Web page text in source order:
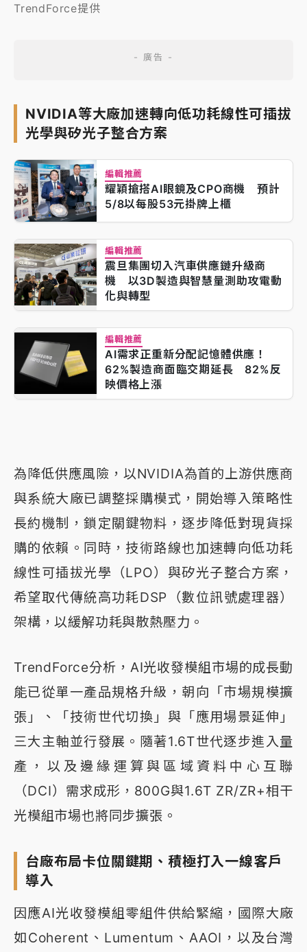
TrendForce提供
NVIDIA等大廠加速轉向低功耗線性可插拔
光學與矽光子整合方案
編輯推薦
耀穎搶搭AI眼鏡及CPO商機 預計
5/8以每股53元掛牌上櫃
編輯推薦
震旦集團切入汽車供應鏈升級商
機 以3D製造與智慧量測助攻電動
化與轉型
編輯推薦
AI需求正重新分配記憶體供應！
62%製造商面臨交期延長 82%反
映價格上漲
為降低供應風險，以NVIDIA為首的上游供應商
與系統大廠已調整採購模式，開始導入策略性
長約機制，鎖定關鍵物料，逐步降低對現貨採
購的依賴。同時，技術路線也加速轉向低功耗
線性可插拔光學（LPO）與矽光子整合方案，
希望取代傳統高功耗DSP（數位訊號處理器）
架構，以緩解功耗與散熱壓力。
TrendForce分析，AI光收發模組市場的成長動
能已從單一產品規格升級，朝向「市場規模擴
張」、「技術世代切換」與「應用場景延伸」
三大主軸並行發展。隨著1.6T世代逐步進入量
產，以及邊緣運算與區域資料中心互聯
（DCI）需求成形，800G與1.6T ZR/ZR+相干
光模組市場也將同步擴張。
台廠布局卡位關鍵期、積極打入一線客戶
導入
因應AI光收發模組零組件供給緊縮，國際大廠
如Coherent、Lumentum、AAOI，以及台灣